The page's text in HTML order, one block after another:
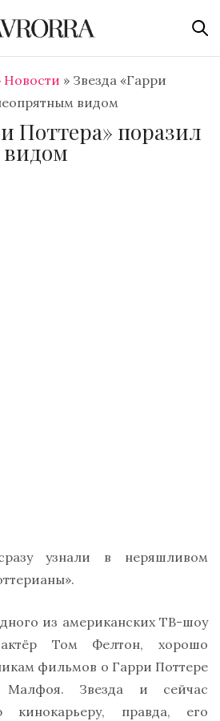
Новости » Звезда «Гарри
видом
Поттера» поразил
узнали в неряшливом
из американских ТВ-шоу
Том Фелтон, хорошо
фильмов о Гарри Поттере
Звезда и сейчас
кинокарьеру, правда, его